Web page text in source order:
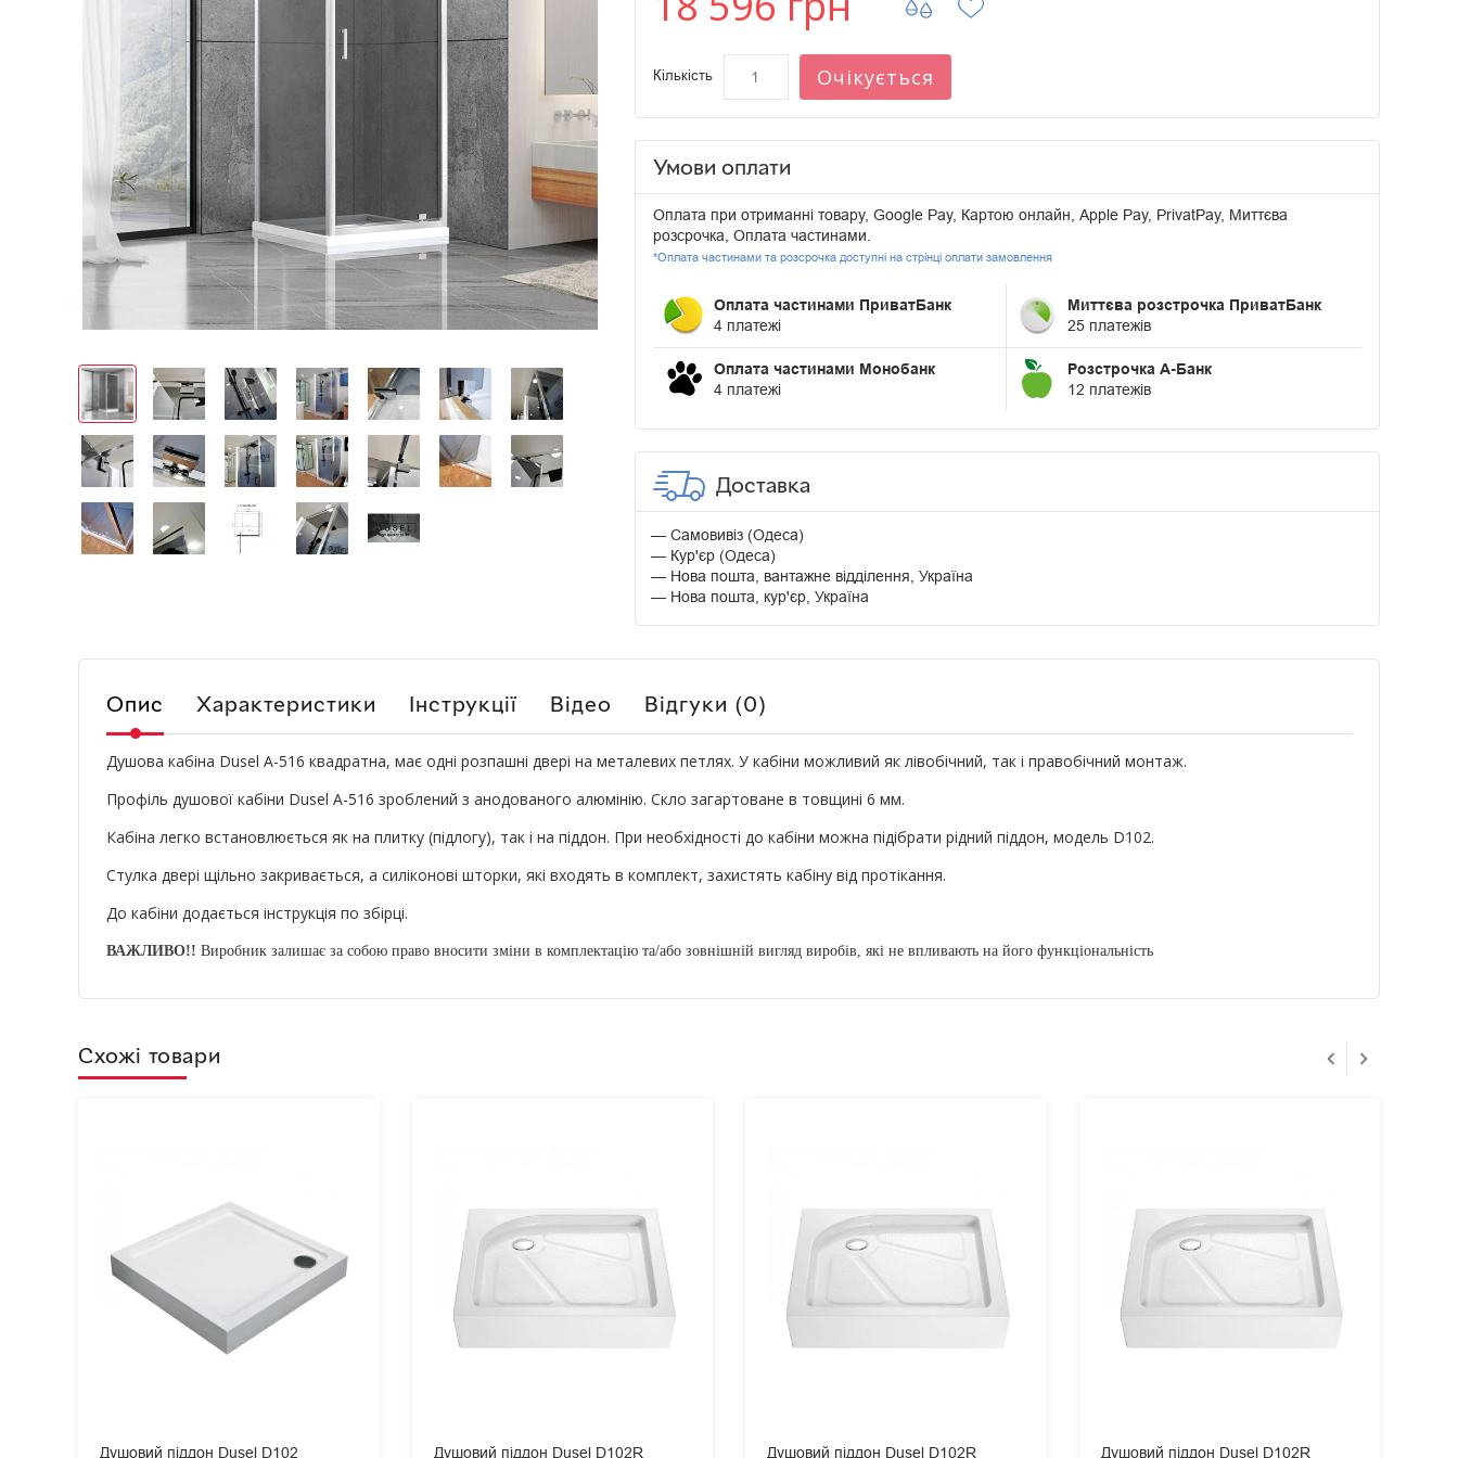
Кількість Очікується
Умови оплати
Оплата при отриманні товару, Google Pay, Картою онлайн, Apple Pay, PrivatPay, Миттєва
розсрочка, Оплата частинами.
*Оплата частинами та розсрочка доступні на стрінці оплати замовлення
Оплата частинами ПриватБанк
4 платежі
Миттєва розстрочка ПриватБанк
25 платежів
Оплата частинами Монобанк
4 платежі
Розстрочка А-Банк
12 платежів
Доставка
Самовивіз (Одеса)
Кур'єр (Одеса)
Нова пошта, вантажне відділення, Україна
Нова пошта, кур'єр, Україна
Опис Характеристики Інструкції Відео Відгуки (0)
Душова кабіна Dusel А-516 квадратна, має одні розпашні двері на металевих петлях. У кабіни можливий як лівобічний, так і правобічний монтаж.
Профіль душової кабіни Dusel А-516 зроблений з анодованого алюмінію. Скло загартоване в товщині 6 мм.
Кабіна легко встановлюється як на плитку (підлогу), так і на піддон. При необхідності до кабіни можна підібрати рідний піддон, модель D102.
Стулка двері щільно закривається, а силіконові шторки, які входять в комплект, захистять кабіну від протікання.
До кабіни додається інструкція по збірці.
ВАЖЛИВО!! Виробник залишає за собою право вносити зміни в комплектацію та/або зовнішній вигляд виробів, які не впливають на його функціональність
Схожі товари
Душовий піддон Dusel D102
Душовий піддон Dusel D102R
Душовий піддон Dusel D102R
Душовий піддон Dusel D102R